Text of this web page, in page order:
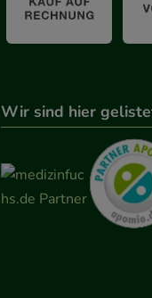
Wir sind hier